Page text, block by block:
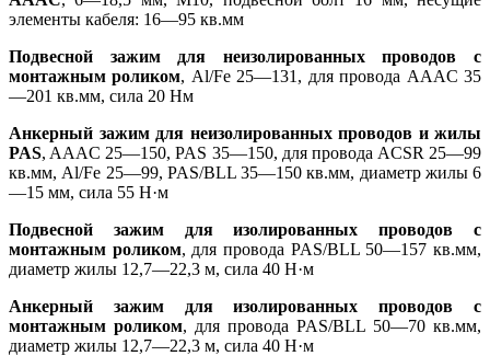
элементы кабеля: 16—95 кв.мм
Подвесной зажим для неизолированных проводов с
монтажным роликом, Al/Fe 25—131, для провода AAAC 35
—201 кв.мм, сила 20 Нм
Анкерный зажим для неизолированных проводов и жилы
PAS, AAAC 25—150, PAS 35—150, для провода ACSR 25—99
кв.мм, Al/Fe 25—99, PAS/BLL 35—150 кв.мм, диаметр жилы 6
—15 мм, сила 55 Н·м
Подвесной зажим для изолированных проводов с
монтажным роликом, для провода PAS/BLL 50—157 кв.мм,
диаметр жилы 12,7—22,3 м, сила 40 Н·м
Анкерный зажим для изолированных проводов с
монтажным роликом, для провода PAS/BLL 50—70 кв.мм,
диаметр жилы 12,7—22,3 м, сила 40 Н·м